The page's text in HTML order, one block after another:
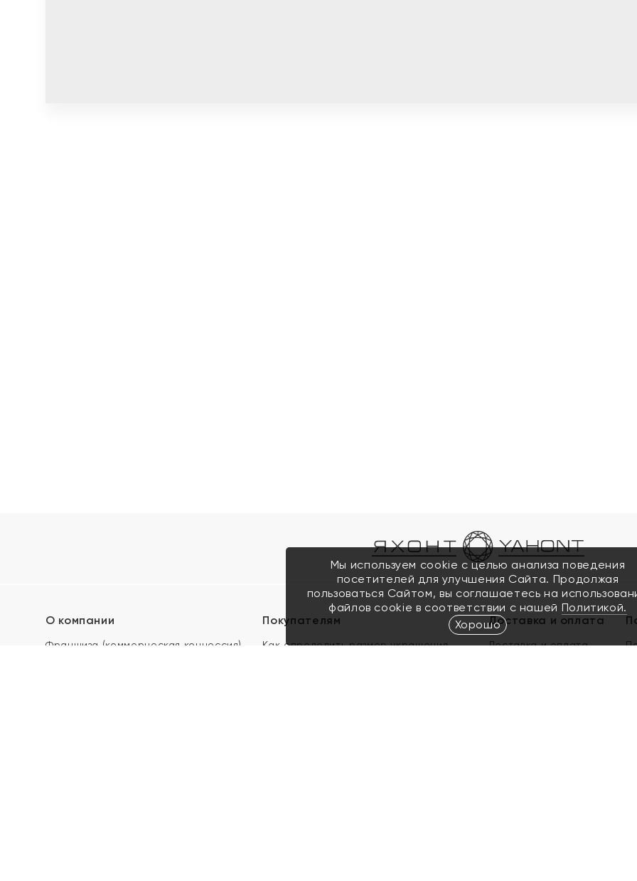
О компании
Франшиза (коммерческая концессия)
Покупателям
Как определить размер украшения
Доставка и оплата
Доставка и оплата
Мы используем cookie с целью анализа поведения
посетителей для улучшения Сайта. Продолжая
пользоваться Сайтом, вы соглашаетесь на
файлов cookie в соответствии с нашей Политикой.
Хорошо